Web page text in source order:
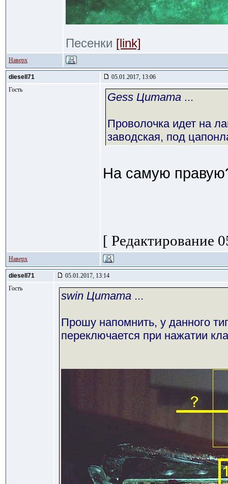
Песенки [link]
Наверх
diesell71
05.01.2017, 13:06
Гость
Gess Цитата ...
Проволочка идет на
заводская, под
На самую
[ Редактирование
Наверх
diesell71
05.01.2017, 13:14
Гость
swin Цитата ...
Прошу напомнить, у данного
переключается при нажатии